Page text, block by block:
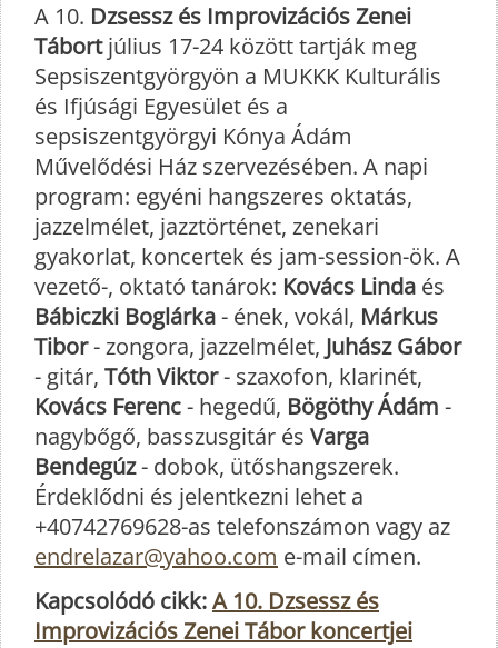
A 10. Dzsessz és Improvizációs Zenei
Tábortjúlius 17-24 között tartják meg
Sepsiszentgyörgyön a MUKKK Kulturális
és Ifjúsági Egyesület és a
sepsiszentgyörgyi Kónya Ádám
Művelődési Ház szervezésében. A napi
program: egyéni hangszeres oktatás,
jazzelmélet, jazztörténet, zenekari
gyakorlat, koncertek és jam-session-ök. A
vezető-, oktató tanárok: Kovács Linda és
Bábiczki Boglárka- ének, vokál, Márkus
Tibor- zongora, jazzelmélet, Juhász Gábor
- gitár, Tóth Viktor- szaxofon, klarinét,
Kovács Ferenc- hegedű, Bögöthy Ádám -
nagybőgő, basszusgitár és Varga
Bendegúz- dobok, ütőshangszerek.
Érdeklődni és jelentkezni lehet a
+40742769628-as telefonszámon vagy az
endrelazar@yahoo.com e-mail címen.
Kapcsolódó cikk:A 10. Dzsessz és
Improvizációs Zenei Tábor koncertjei